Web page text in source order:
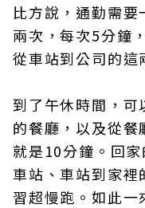
比方說，通勤需
兩次，每次5分鐘
從車站到公司的這
到了午休時間，
的餐廳，以及從
就是10分鐘。回
車站、車站到家裡
習超慢跑。如此